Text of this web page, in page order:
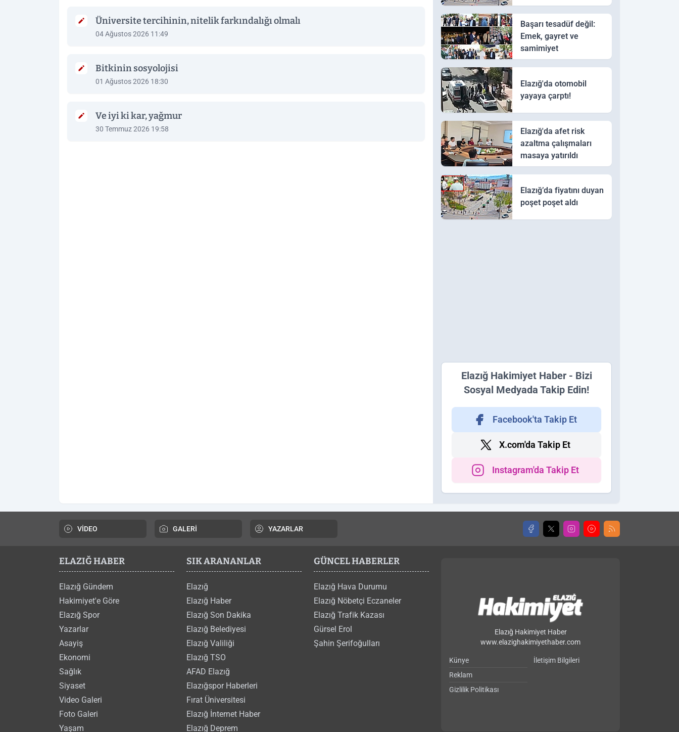
Üniversite tercihinin, nitelik farkındalığı olmalı
04 Ağustos 2026 11:49
Bitkinin sosyolojisi
01 Ağustos 2026 18:30
Ve iyi ki kar, yağmur
30 Temmuz 2026 19:58
Başarı tesadüf değil:
Emek, gayret ve
samimiyet
Elazığ'da otomobil
yayaya çarptı!
Elazığ'da afet risk
azaltma çalışmaları
masaya yatırıldı
Elazığ’da fiyatını duyan
poşet poşet aldı
Elazığ Hakimiyet Haber - Bizi
Sosyal Medyada Takip Edin!
Facebook'ta Takip Et
X.com'da Takip Et
Instagram'da Takip Et
VİDEO GALERİ YAZARLAR
ELAZIĞ HABER
Elazığ Gündem
Hakimiyet'e Göre
Elazığ Spor
Yazarlar
Asayiş
Ekonomi
Sağlık
Siyaset
Video Galeri
Foto Galeri
Yaşam
SIK ARANANLAR
Elazığ
Elazığ Haber
Elazığ Son Dakika
Elazığ Belediyesi
Elazığ Valiliği
Elazığ TSO
AFAD Elazığ
Elazığspor Haberleri
Fırat Üniversitesi
Elazığ İnternet Haber
Elazığ Deprem
GÜNCEL HABERLER
Elazığ Hava Durumu
Elazığ Nöbetçi Eczaneler
Elazığ Trafik Kazası
Gürsel Erol
Şahin Şerifoğulları
Elazığ Hakimiyet Haber
www.elazighakimiyethaber.com
Künye
Reklam
Gizlilik Politikası
İletişim Bilgileri